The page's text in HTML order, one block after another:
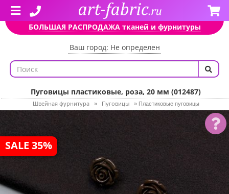
БОЛЬШАЯ РАСПРОДАЖА тканей и фурнитуры
Ваш город: Не определен
Пуговицы пластиковые, роза, 20 мм (012487)
Швейная фурнитура » Пуговицы » Пластиковые пуговицы
SALE 35%